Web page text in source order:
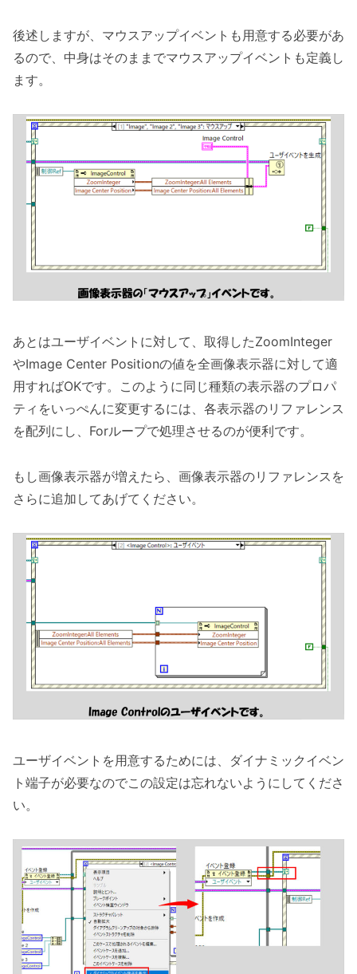
後述しますが、マウスアップイベントも用意する必要があ
るので、中身はそのままでマウスアップイベントも定義し
ます。
あとはユーザイベントに対して、取得したZoomInteger
やImage Center Positionの値を全画像表示器に対して適
用すればOKです。このように同じ種類の表示器のプロパ
ティをいっぺんに変更するには、各表示器のリファレンス
を配列にし、Forループで処理させるのが便利です。
もし画像表示器が増えたら、画像表示器のリファレンスを
さらに追加してあげてください。
ユーザイベントを用意するためには、ダイナミックイベン
ト端子が必要なのでこの設定は忘れないようにしてくださ
い。